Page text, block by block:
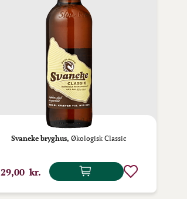
Svaneke bryghus, Økologisk Classic
29,00 kr.